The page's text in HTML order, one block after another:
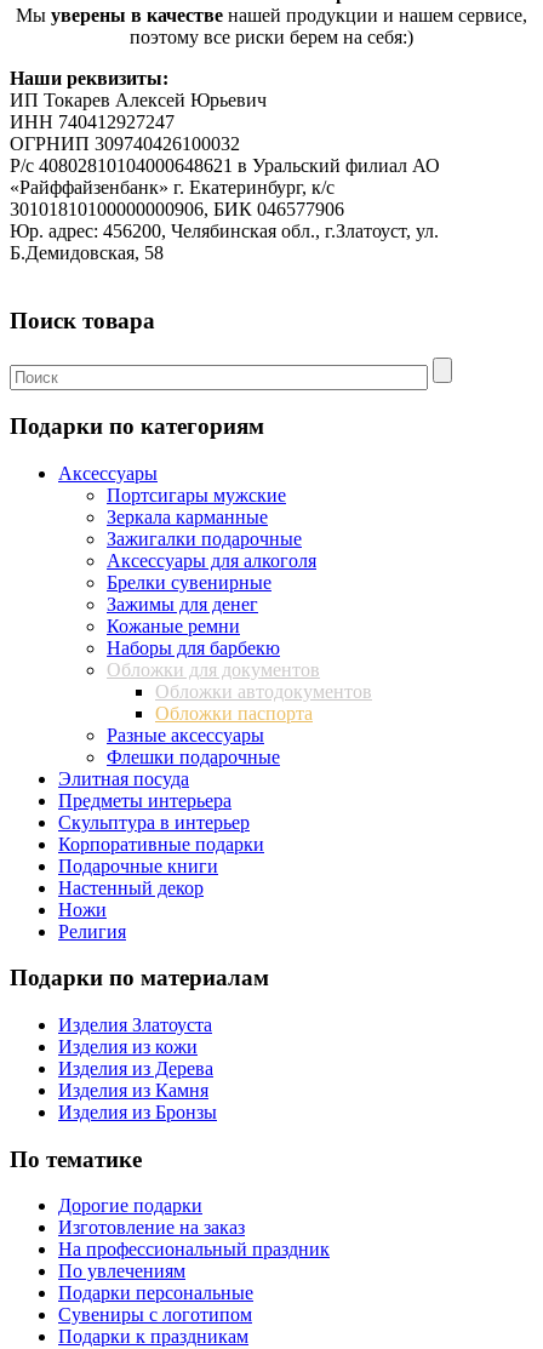
Мы уверены в качестве нашей продукции и нашем сервисе,
поэтому все риски берем на себя:)
Наши реквизиты:
ИП Токарев Алексей Юрьевич
ИНН 740412927247
ОГРНИП 309740426100032
Р/с 40802810104000648621 в Уральский филиал АО
«Райффайзенбанк» г. Екатеринбург, к/с
30101810100000000906, БИК 046577906
Юр. адрес: 456200, Челябинская обл., г.Златоуст, ул.
Б.Демидовская, 58
Поиск товара
Подарки по категориям
Аксессуары
Портсигары мужские
Зеркала карманные
Зажигалки подарочные
Аксессуары для алкоголя
Брелки сувенирные
Зажимы для денег
Кожаные ремни
Наборы для барбекю
Обложки для документов
Обложки автодокументов
Обложки паспорта
Разные аксессуары
Флешки подарочные
Элитная посуда
Предметы интерьера
Скульптура в интерьер
Корпоративные подарки
Подарочные книги
Настенный декор
Ножи
Религия
Подарки по материалам
Изделия Златоуста
Изделия из кожи
Изделия из Дерева
Изделия из Камня
Изделия из Бронзы
По тематике
Дорогие подарки
Изготовление на заказ
На профессиональный праздник
По увлечениям
Подарки персональные
Сувениры с логотипом
Подарки к праздникам